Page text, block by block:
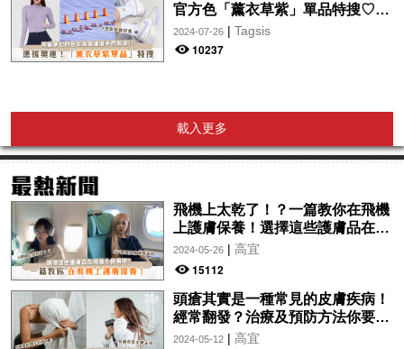
官方色「薰衣草紫」單品特搜♡讓
你從頭到腳、隨時充滿奧運氛圍～
2024-07-26| Tagsis
10237
載入更多
飛機上太乾了！？一篇教你在飛機
上護膚保養！選擇這些護膚品在飛
機上使用吧！
2024-05-26| 高宜
15112
頭瘡其實是一種常見的皮膚疾病！
經常翻發？治療及預防方法你要
知！
2024-05-12| 高宜